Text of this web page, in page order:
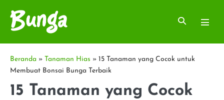
konten
Toggle
Beranda » Tanaman Hias » 15 Tanaman yang Cocok untuk
Membuat Bonsai Bunga Terbaik
15 Tanaman yang Cocok